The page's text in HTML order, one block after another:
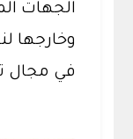
الجهات
وخارجها
في مجال